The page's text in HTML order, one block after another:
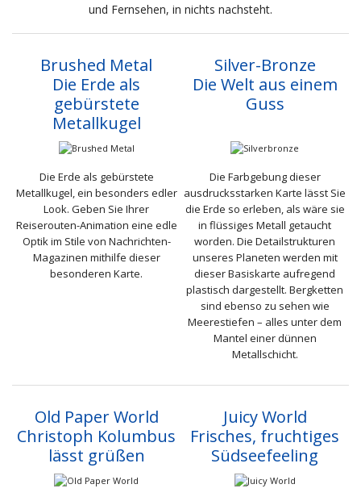
und Fernsehen, in nichts nachsteht.
Brushed Metal
Die Erde als
gebürstete
Metallkugel
Silver-Bronze
Die Welt aus einem
Guss
Die Erde als gebürstete
Metallkugel, ein besonders edler
Look. Geben Sie Ihrer
Reiserouten-Animation eine edle
Optik im Stile von Nachrichten-
Magazinen mithilfe dieser
besonderen Karte.
Die Farbgebung dieser
ausdrucksstarken Karte lässt Sie
die Erde so erleben, als wäre sie
in flüssiges Metall getaucht
worden. Die Detailstrukturen
unseres Planeten werden mit
dieser Basiskarte aufregend
plastisch dargestellt. Bergketten
sind ebenso zu sehen wie
Meerestiefen – alles unter dem
Mantel einer dünnen
Metallschicht.
Old Paper World
Christoph Kolumbus
lässt grüßen
Juicy World
Frisches, fruchtiges
Südseefeeling